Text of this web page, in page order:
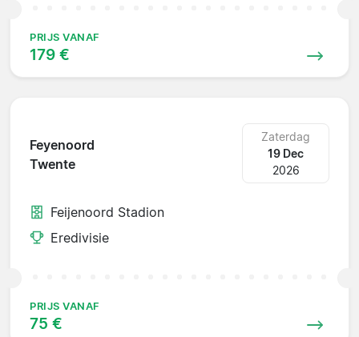
PRIJS VANAF
179 €
Feyenoord
Twente
Zaterdag
19 Dec
2026
Feijenoord Stadion
Eredivisie
PRIJS VANAF
75 €